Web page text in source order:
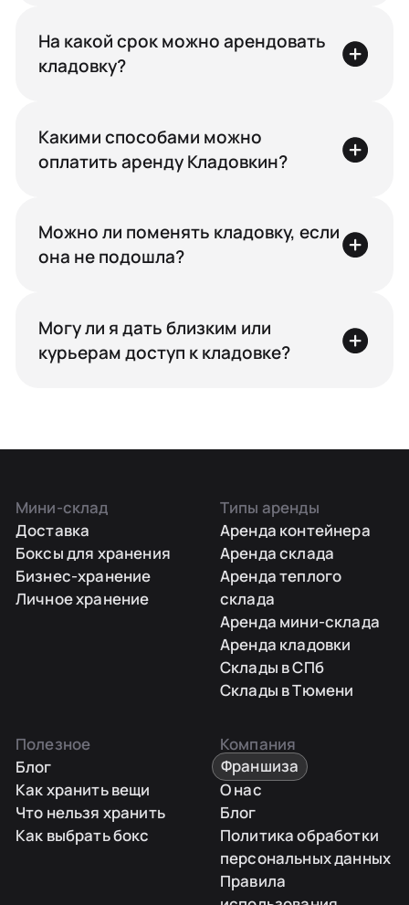
На какой срок можно арендовать
кладовку?
Какими способами можно
оплатить аренду Кладовкин?
Можно ли поменять кладовку, если
она не подошла?
Могу ли я дать близким или
курьерам доступ к кладовке?
Мини-склад
Доставка
Боксы для хранения
Бизнес-хранение
Личное хранение
Типы аренды
Аренда контейнера
Аренда склада
Аренда теплого
склада
Аренда мини-склада
Аренда кладовки
Склады в СПб
Склады в Тюмени
Полезное
Блог
Как хранить вещи
Что нельзя хранить
Как выбрать бокс
Компания
Франшиза
О нас
Блог
Политика обработки
персональных данных
Правила